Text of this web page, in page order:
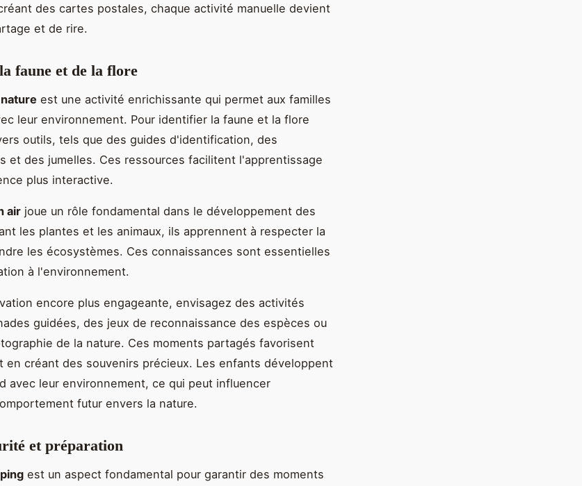
des cartes postales, chaque activité manuelle devient
et de rire.
faune et de la flore
est une activité enrichissante qui permet aux familles
leur environnement. Pour identifier la faune et la flore
outils, tels que des guides d'identification, des
et des jumelles. Ces ressources facilitent l'apprentissage
plus interactive.
air joue un rôle fondamental dans le développement des
les plantes et les animaux, ils apprennent à respecter la
les écosystèmes. Ces connaissances sont essentielles
à l'environnement.
encore plus engageante, envisagez des activités
guidées, des jeux de reconnaissance des espèces ou
de la nature. Ces moments partagés favorisent
en créant des souvenirs précieux. Les enfants développent
avec leur environnement, ce qui peut influencer
futur envers la nature.
et préparation
est un aspect fondamental pour garantir des moments